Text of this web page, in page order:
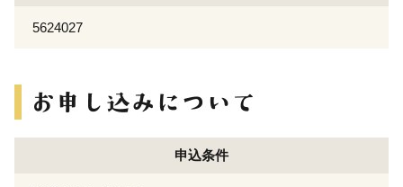
5624027
申込条件